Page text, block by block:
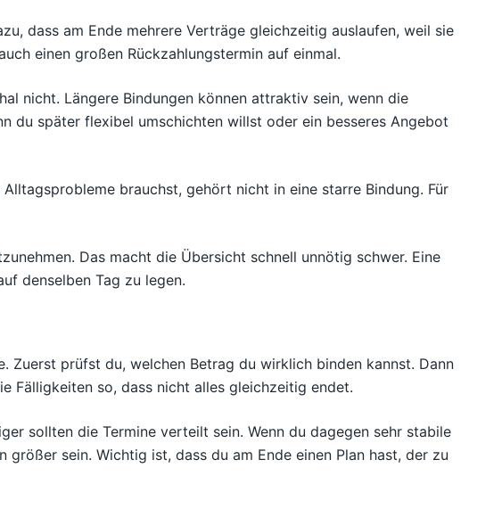
dass am Ende mehrere Verträge gleichzeitig auslaufen, weil sie
einen großen Rückzahlungstermin auf einmal.
nicht. Längere Bindungen können attraktiv sein, wenn die
du später flexibel umschichten willst oder ein besseres Angebot
brauchst, gehört nicht in eine starre Bindung. Für
Das macht die Übersicht schnell unnötig schwer. Eine
denselben Tag zu legen.
Zuerst prüfst du, welchen Betrag du wirklich binden kannst. Dann
Fälligkeiten so, dass nicht alles gleichzeitig endet.
sollten die Termine verteilt sein. Wenn du dagegen sehr stabile
sein. Wichtig ist, dass du am Ende einen Plan hast, der zu